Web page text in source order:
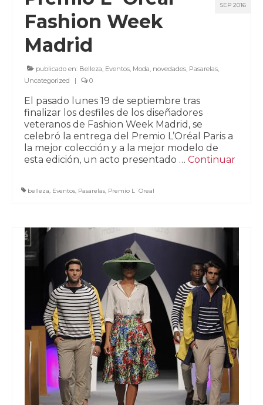
SEP 2016
Fashion Week
Madrid
publicado en: Belleza, Eventos, Moda, novedades, Pasarelas,
Uncategorized
| 0
El pasado lunes 19 de septiembre tras
finalizar los desfiles de los diseñadores
veteranos de Fashion Week Madrid, se
celebró la entrega del Premio L’Oréal Paris a
la mejor colección y a la mejor modelo de
esta edición, un acto presentado … Continuar
belleza, Eventos, Pasarelas, Premio L´Oreal